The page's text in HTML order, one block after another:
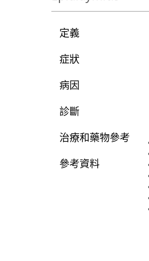
定義
症狀
病因
診斷
治療和藥物參考
參考資料